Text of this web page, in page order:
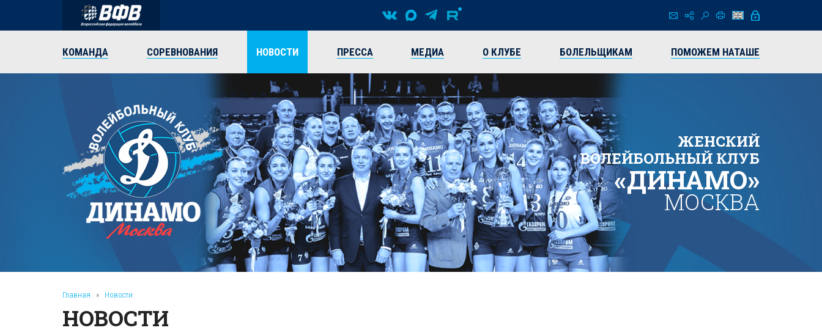
КОМАНДА СОРЕВНОВАНИЯ НОВОСТИ ПРЕССА МЕДИА О КЛУБЕ БОЛЕЛЬЩИКАМ ПОМОЖЕМ НАТАШЕ
ЖЕНСКИЙ
ВОЛЕЙБОЛЬНЫЙ КЛУБ
«ДИНАМО»
МОСКВА
Главная » Новости
НОВОСТИ